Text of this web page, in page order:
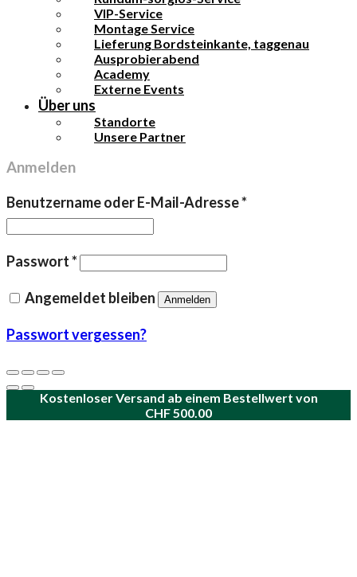
VIP-Service
Montage Service
Lieferung Bordsteinkante, taggenau
Ausprobierabend
Academy
Externe Events
Über uns
Standorte
Unsere Partner
Anmelden
Benutzername oder E-Mail-Adresse*
Passwort*Erforderlich
Angemeldet bleiben Anmelden
Passwort vergessen?
Kostenloser Versand ab einem Bestellwert von
CHF500.00